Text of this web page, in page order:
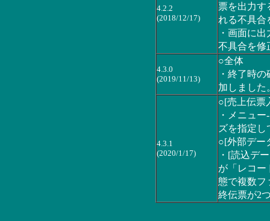
4.2.2
(2018/12/17)
票を出力す
れる不具合
・画面に
不具合を修
4.3.0
(2019/11/13)
○全体
・終了時
加しまし
4.3.1
(2020/1/17)
○[売上伝票
・メニュ
ズを指定
○[外部デー
・[読込デ
が「レコー
態で複数フ
終伝票が2